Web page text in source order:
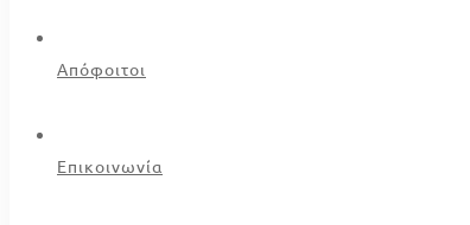
Απόφοιτοι
Επικοινωνία